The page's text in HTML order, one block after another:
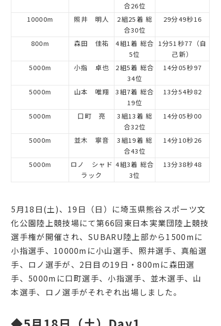
合26位
10000m 照井 明人
2組25着 総
合30位
29分49秒16
800m 森田 佳祐
4組1着 総合
5位
1分51秒77（自
己新）
5000m
小指 卓也
2組5着 総合
34位
14分05秒97
5000m 山本 唯翔
3組7着 総合
19位
13分54秒82
5000m 口町 亮
3組13着 総
合32位
14分05秒00
5000m 並木 寧音
3組19着 総
合43位
14分10秒26
5000m
ロノ シャド
ラック
4組3着 総合
3位
13分38秒48
5月18日(土)、19日（日）に埼玉県熊谷スポーツ文
化公園陸上競技場にて第66回東日本実業団陸上競技
選手権が開催され、SUBARU陸上部から1500mに
小指選手、10000mに小山選手、照井選手、真船選
手、ロノ選手が、2日目の19日・800mに森田選
手、5000mに口町選手、小指選手、並木選手、山
本選手、ロノ選手がそれぞれ出場しました。